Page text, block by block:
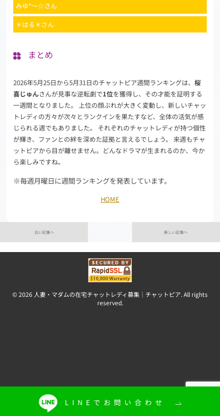
LINEでお問い合わせ
みゆ*〜☆さん
＊はる＊さん
まとめ
2026年5月25日から5月31日のチャットピア週間ランキングは、桜
喜じゅんさんが見事な逆転劇で1位を獲得し、その才能を証明する
一週間となりました。 上位の顔ぶれが大きく変動し、新しいチャッ
トレディの方々が次々とランクインを果たすなど、全体の活気が感
じられる週でもありました。 それぞれのチャットレディが持つ個性
が輝き、ファンとの絆を深めた証拠と言えるでしょう。 来週もチャ
ットピアから目が離せません。どんなドラマが生まれるのか、今か
ら楽しみですね。
※毎週月曜日に週間ランキングを発表しています。
HOME
古い記事へ 新しい記事へ
© 2026 人妻・マダムの在宅チャットレディ募集｜チャットピア. All rights
reserved.